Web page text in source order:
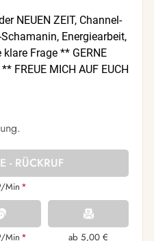
NEUEN ZEIT, Channel-
Energiearbeit,
Frage ** GERNE
FREUE MICH AUF EUCH
- RÜCKRUF
Min *
Min * ab 5,00 €